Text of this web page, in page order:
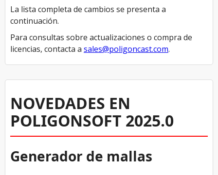
La lista completa de cambios se presenta a
continuación.
Para consultas sobre actualizaciones o compra de
licencias, contacta a sales@poligoncast.com.
NOVEDADES EN
POLIGONSOFT 2025.0
Generador de mallas